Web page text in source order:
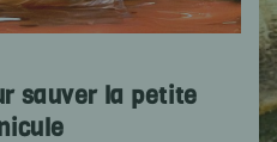
sauver la petite